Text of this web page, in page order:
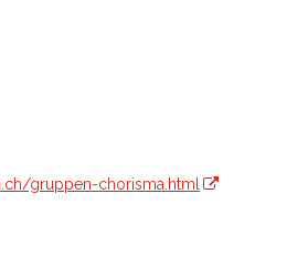
gruppen-chorisma.html